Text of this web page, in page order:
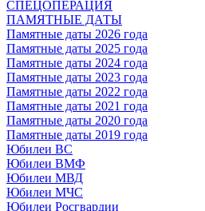
СПЕЦОПЕРАЦИЯ
ПАМЯТНЫЕ ДАТЫ
Памятные даты 2026 года
Памятные даты 2025 года
Памятные даты 2024 года
Памятные даты 2023 года
Памятные даты 2022 года
Памятные даты 2021 года
Памятные даты 2020 года
Памятные даты 2019 года
Юбилеи ВС
Юбилеи ВМФ
Юбилеи МВД
Юбилеи МЧС
Юбилеи Росгвардии